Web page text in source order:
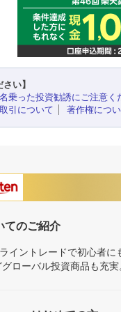
い】
名乗った投資勧誘にご注意く
引について
著作権につ
てのご紹介
イントレードで初心者
ローバル投資商品も充